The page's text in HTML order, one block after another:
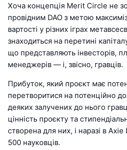
Хоча концепція Merit Circle не
провідним DAO з метою
вартості у різних іграх
знаходиться на перетині
що представляють інвесторів,
менеджерів — і, звісно, гравців.
Прибуток, який проєкт має
перетворитися на потенційно
деяких залучених до нього
цінність проєкту та
створена для них, і наразі в
500 науковців.